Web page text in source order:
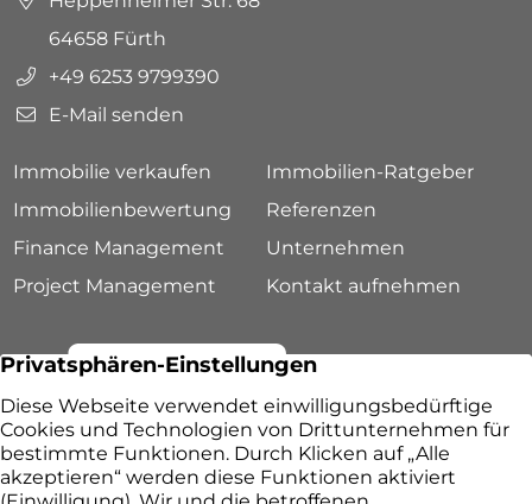
64658 Fürth
+49 6253 9799390
E-Mail senden
Immobilie verkaufen
Immobilien-Ratgeber
Immobilienbewertung
Referenzen
Finance Management
Unternehmen
Project Management
Kontakt aufnehmen